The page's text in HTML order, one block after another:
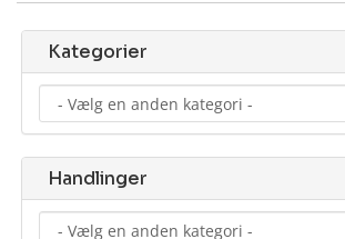
Kategorier
Handlinger